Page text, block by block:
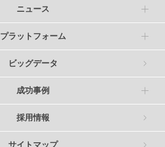
ニュース
プラットフォーム
ビッグデータ
成功事例
採用情報
サイトマップ